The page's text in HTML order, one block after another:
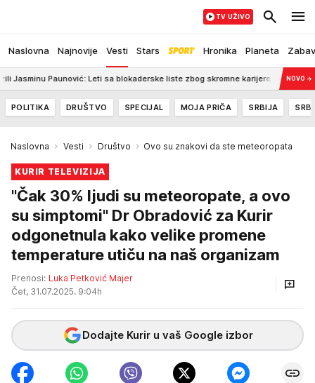
Naslovna Najnovije Vesti Stars Hronika Planeta
TV UŽIVO
Paunović: Leti sa blokaderske liste zbog skromne karijere 8:35 Pozlilo
NOVO →
POLITIKA DRUŠTVO SPECIJAL MOJA PRIČA SRBIJA
Naslovna Vesti Društvo Ovo su znakovi da ste meteoropata
KURIR TELEVIZIJA
"Čak 30% ljudi su meteoropate, a ovo
su simptomi" Dr Obradović za Kurir
odgonetnula kako velike promene
temperature utiču na naš organizam
Prenosi: Luka Petković Majer
Čet, 31.07.2025. 9:04h
Dodajte Kurir u vaš Google izbor